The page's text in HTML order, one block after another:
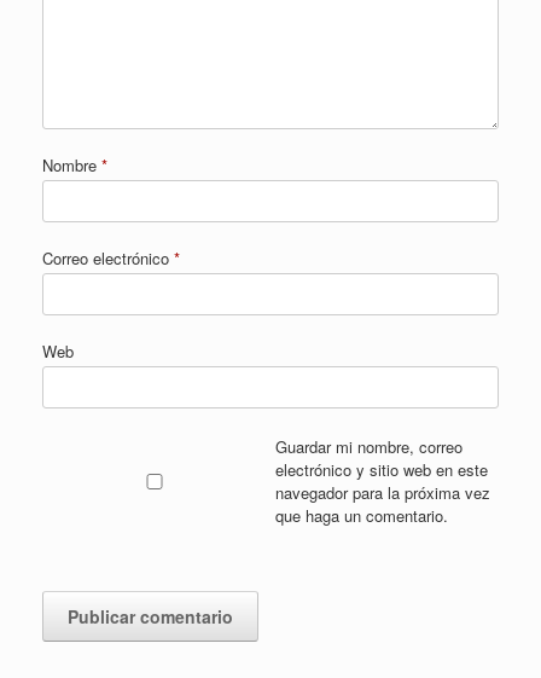
Nombre *
Correo electrónico *
Web
Guardar mi nombre, correo
electrónico y sitio web en este
navegador para la próxima vez
que haga un comentario.